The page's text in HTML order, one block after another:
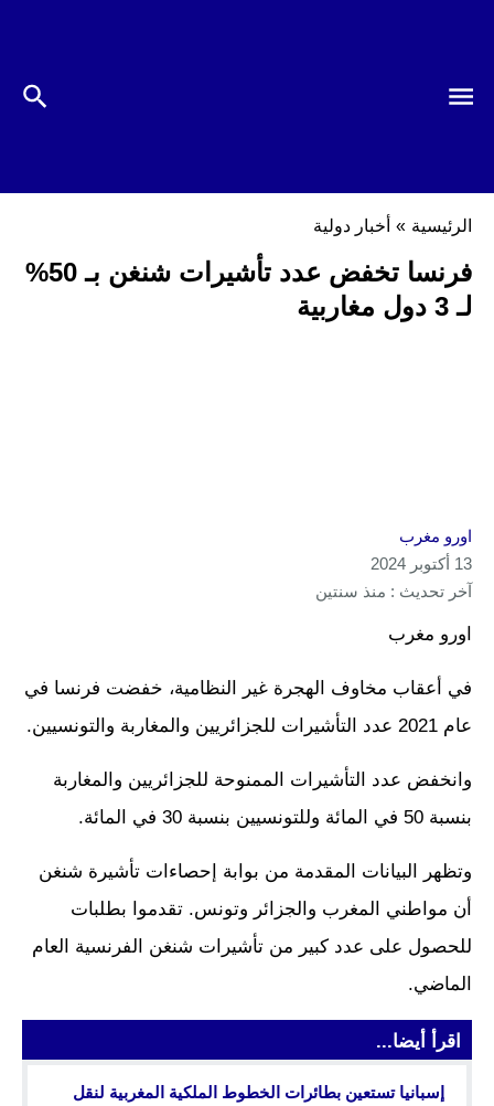
الرئيسية » أخبار دولية
فرنسا تخفض عدد تأشيرات شنغن بـ 50%
لـ 3 دول مغاربية
اورو مغرب
13 أكتوبر 2024
آخر تحديث : منذ سنتين
اورو مغرب
في أعقاب مخاوف الهجرة غير النظامية، خفضت فرنسا في
عام 2021 عدد التأشيرات للجزائريين والمغاربة والتونسيين.
وانخفض عدد التأشيرات الممنوحة للجزائريين والمغاربة
بنسبة 50 في المائة وللتونسيين بنسبة 30 في المائة.
وتظهر البيانات المقدمة من بوابة إحصاءات تأشيرة شنغن
أن مواطني المغرب والجزائر وتونس. تقدموا بطلبات
للحصول على عدد كبير من تأشيرات شنغن الفرنسية العام
الماضي.
اقرأ أيضا...
إسبانيا تستعين بطائرات الخطوط الملكية المغربية لنقل